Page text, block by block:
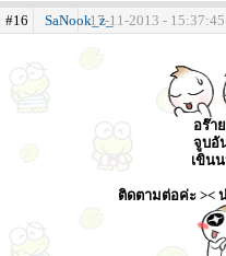
#16 SaNook_z_17-11-2013 - 15:37:45
อร๊า
จูบอั
เขิน
ติดตามต่อค่ะ ><